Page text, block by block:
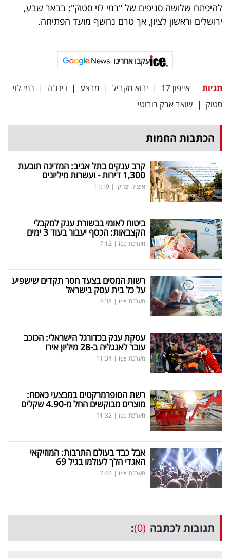
להיפתח שלושה סניפים של "רמי לוי סטוק": בבאר שבע,
ירושלים וראשון לציון, אך טרם נחשף מועד הפתיחה.
עקבו אחרינו
תגיות אייפון 17 | יבוא מקביל | מבצע | נינג'ה | רמי לוי
סטוק | שואב אבק רובוטי
הכתבות החמות
קרב ענקים בתל אביב: המדינה תובעת
1,300 דירות - ועשרות מיליונים
איציק יצחקי |
11:19
ביטוח לאומי בבשורת ענק למקבלי
הקצבאות: הכסף יעבור בעוד 3 ימים
מערכת ice |
7:12
רשות המסים בצעד חסר תקדים שישפיע
על כל בית עסק בישראל
מערכת ice |
4:38
עסקת ענק בכדורגל הישראלי: הכוכב
עובר לאנגליה ב-28 מיליון אירו
מערכת ice |
11:34
רשת הסופרמרקטים במבצעי כאסח:
מוצרים מבוקשים החל מ-4.90 שקלים
מערכת ice |
11:32
אבל כבד בעולם התרבות: המוזיקאי
האגדי הלך לעולמו בגיל 69
מערכת ice |
7:42
תגובות לכתבה (0)
: